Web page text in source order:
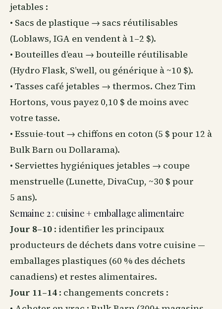
jetables :
• Sacs de plastique → sacs réutilisables
(Loblaws, IGA en vendent à 1–2 $).
• Bouteilles d’eau → bouteille réutilisable
(Hydro Flask, S’well, ou générique à ~10 $).
• Tasses café jetables → thermos. Chez Tim
Hortons, vous payez 0,10 $ de moins avec
votre tasse.
• Essuie-tout → chiffons en coton (5 $ pour 12 à
Bulk Barn ou Dollarama).
• Serviettes hygiéniques jetables → coupe
menstruelle (Lunette, DivaCup, ~30 $ pour
5 ans).
Semaine 2 : cuisine + emballage alimentaire
Jour 8–10 : identifier les principaux
producteurs de déchets dans votre cuisine —
emballages plastiques (60 % des déchets
canadiens) et restes alimentaires.
Jour 11–14 : changements concrets :